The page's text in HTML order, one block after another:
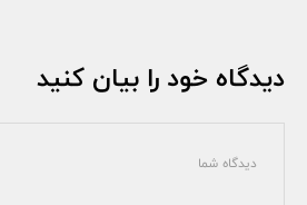
دیدگاه خود را بیان کنید